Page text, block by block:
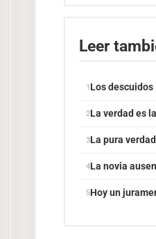
Leer
Los descuidos
La verdad es
La pura verdad
La novia
Hoy un